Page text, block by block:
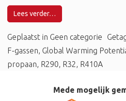
Lees verder…
Geplaatst in Geen categorie
F-gassen, Global Warming
propaan, R290, R32, R410A
Mede mogelijk